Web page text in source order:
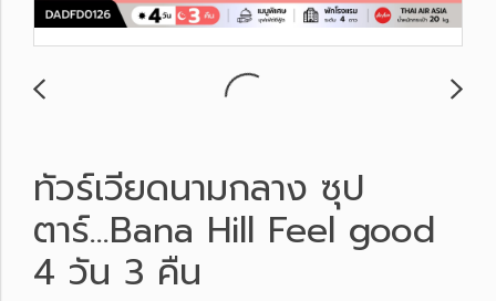
ทัวร์เวียดนามกลาง ซุป
ตาร์...Bana Hill Feel good
4 วัน 3 คืน